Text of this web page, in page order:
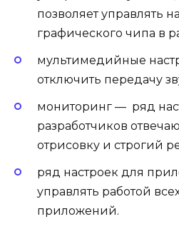
позволяет управлять
графического чипа в
мультимедийные
отключить передачу
мониторинг — ряд
разработчиков
отрисовку и строгий
ряд настроек для
управлять работой
приложений.